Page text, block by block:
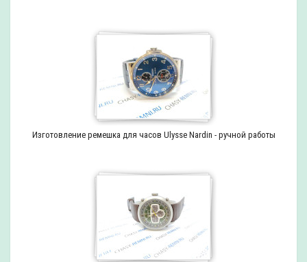
Изготовление ремешка для часов Ulysse Nardin - ручной работы